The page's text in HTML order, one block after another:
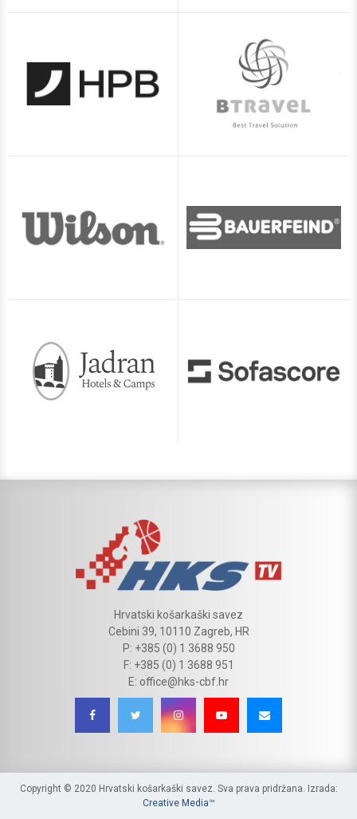
Hrvatski košarkaški savez
Cebini 39, 10110 Zagreb, HR
P: +385 (0) 1 3688 950
F: +385 (0) 1 3688 951
E: office@hks-cbf.hr
Copyright © 2020 Hrvatski košarkaški savez. Sva prava pridržana. Izrada:
Creative Media™